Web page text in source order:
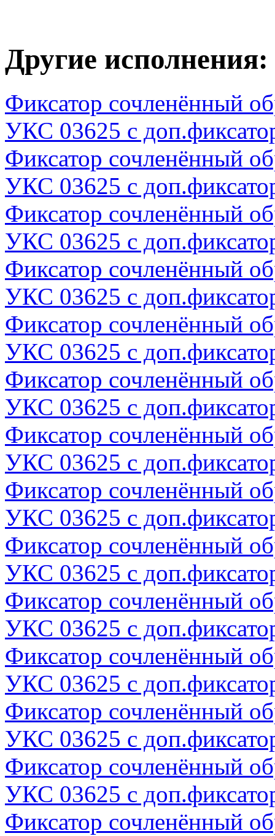
Другие исполнения:
Фиксатор
УКС 03625 с
Фиксатор
УКС 03625 с
Фиксатор
УКС 03625 с
Фиксатор
УКС 03625 с
Фиксатор
УКС 03625 с
Фиксатор
УКС 03625 с
Фиксатор
УКС 03625 с
Фиксатор
УКС 03625 с
Фиксатор
УКС 03625 с
Фиксатор
УКС 03625 с
Фиксатор
УКС 03625 с
Фиксатор
УКС 03625 с
Фиксатор
УКС 03625 с
Фиксатор